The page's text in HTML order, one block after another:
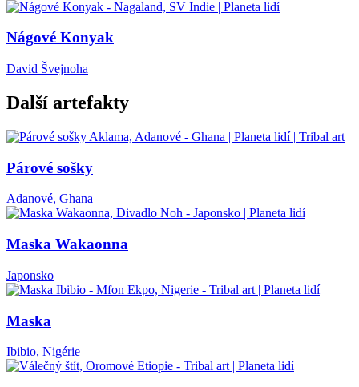
Nágové Konyak
David Švejnoha
Další artefakty
Párové sošky
Adanové, Ghana
Maska Wakaonna
Japonsko
Maska
Ibibio, Nigérie